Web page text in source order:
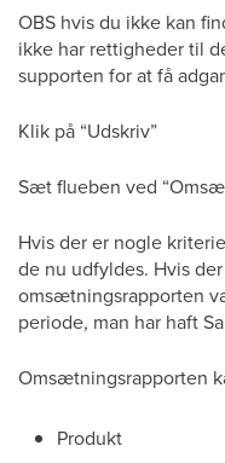
OBS hvis du ikke kan
ikke har rettigheder til
supporten for at få
Klik på “Udskriv”
Sæt flueben ved
Hvis der er nogle
de nu udfyldes. Hvis
omsætningsrapporten
periode, man har haft
Omsætningsrapporten
Produkt